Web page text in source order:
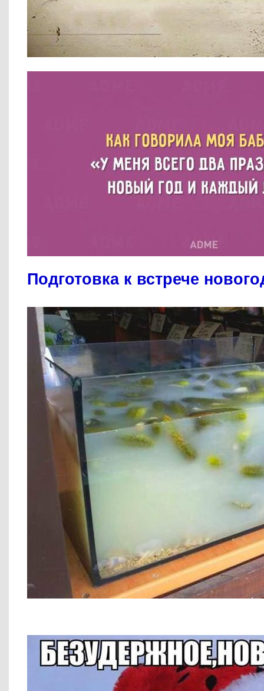
Подготовка к встрече